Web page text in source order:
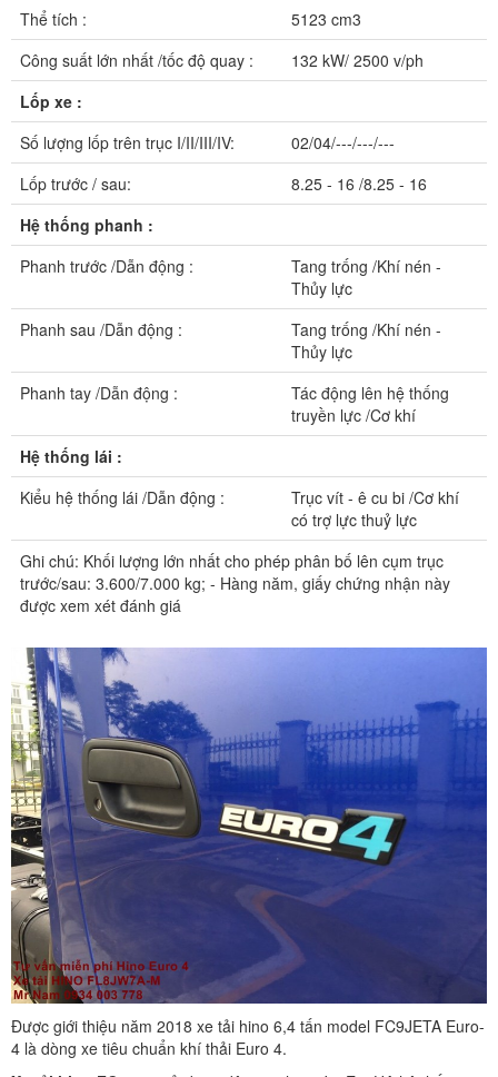
Thể tích :
5123 cm3
Công suất lớn nhất /tốc độ quay :
132 kW/ 2500 v/ph
Lốp xe :
Số lượng lốp trên trục I/II/III/IV:
02/04/---/---/---
Lốp trước / sau:
8.25 - 16 /8.25 - 16
Hệ thống phanh :
Phanh trước /Dẫn động :
Tang trống /Khí nén -
Thủy lực
Phanh sau /Dẫn động :
Tang trống /Khí nén -
Thủy lực
Phanh tay /Dẫn động :
Tác động lên hệ thống
truyền lực /Cơ khí
Hệ thống lái :
Kiểu hệ thống lái /Dẫn động :
Trục vít - ê cu bi /Cơ khí
có trợ lực thuỷ lực
Ghi chú: Khối lượng lớn nhất cho phép phân bố lên cụm trục
trước/sau: 3.600/7.000 kg; - Hàng năm, giấy chứng nhận này
được xem xét đánh giá
Được giới thiệu năm 2018 xe tải hino 6,4 tấn model FC9JETA Euro-
4 là dòng xe tiêu chuẩn khí thải Euro 4.